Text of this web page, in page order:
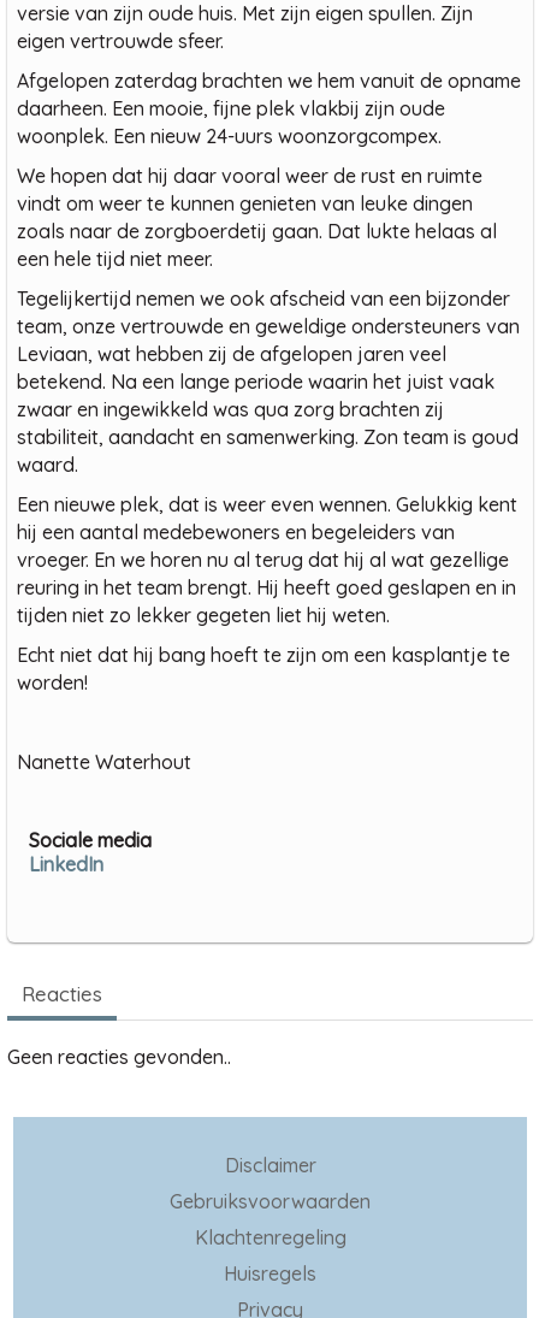
versie van zijn oude huis. Met zijn eigen spullen. Zijn
eigen vertrouwde sfeer.
Afgelopen zaterdag brachten we hem vanuit de opname
daarheen. Een mooie, fijne plek vlakbij zijn oude
woonplek. Een nieuw 24-uurs woonzorgcompex.
We hopen dat hij daar vooral weer de rust en ruimte
vindt om weer te kunnen genieten van leuke dingen
zoals naar de zorgboerdetij gaan. Dat lukte helaas al
een hele tijd niet meer.
Tegelijkertijd nemen we ook afscheid van een bijzonder
team, onze vertrouwde en geweldige ondersteuners van
Leviaan, wat hebben zij de afgelopen jaren veel
betekend. Na een lange periode waarin het juist vaak
zwaar en ingewikkeld was qua zorg brachten zij
stabiliteit, aandacht en samenwerking. Zon team is goud
waard.
Een nieuwe plek, dat is weer even wennen. Gelukkig kent
hij een aantal medebewoners en begeleiders van
vroeger. En we horen nu al terug dat hij al wat gezellige
reuring in het team brengt. Hij heeft goed geslapen en in
tijden niet zo lekker gegeten liet hij weten.
Echt niet dat hij bang hoeft te zijn om een kasplantje te
worden!
Nanette Waterhout
Sociale media
LinkedIn
Reacties
Geen reacties gevonden..
Disclaimer
Gebruiksvoorwaarden
Klachtenregeling
Huisregels
Privacy